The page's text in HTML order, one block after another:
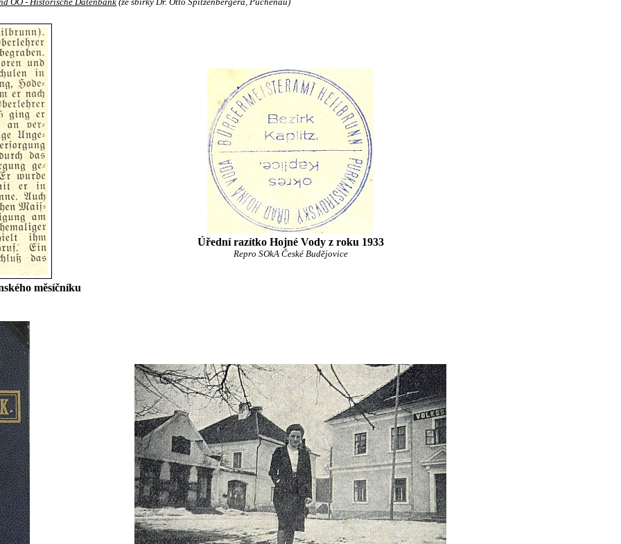
OÖ - Historische Datenbank (ze sbírky Dr. Otto Spitzenbergera, Puchenau)
měsíčníku
Úřední razítko Hojné Vody z roku 1933
Repro SOkA České Budějovice